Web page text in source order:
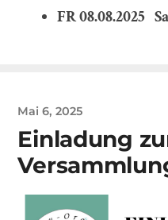
FR 08.08.2025
Mai 6, 2025
Einladung